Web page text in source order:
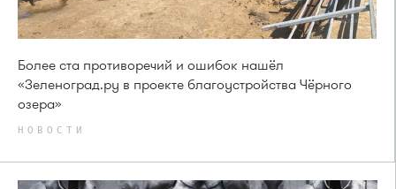
Более ста противоречий и ошибок нашёл
«Зеленоград.ру в проекте благоустройства Чёрного
озера»
НОВОСТИ